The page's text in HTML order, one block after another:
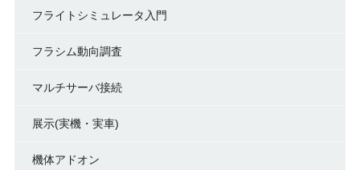
フライトシミュレータ入門
フラシム動向調査
マルチサーバ接続
展示(実機・実車)
機体アドオン